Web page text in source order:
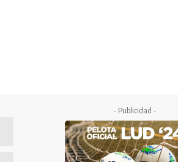
- Publicidad -